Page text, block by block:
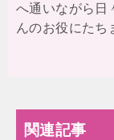
へ通いながら日
んのお役にたち
関連記事